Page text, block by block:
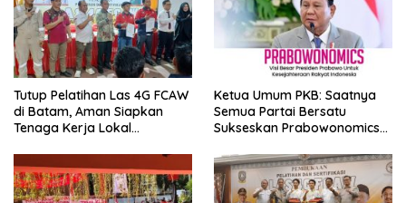
Tutup Pelatihan Las 4G FCAW
di Batam, Aman Siapkan
Tenaga Kerja Lokal
Ketua Umum PKB: Saatnya
Semua Partai Bersatu
Sukseskan Prabowonomics